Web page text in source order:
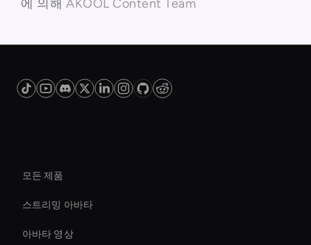
에 의해 AKOOL Content Team
모든 제품
스트리밍 아바타
아바타 영상